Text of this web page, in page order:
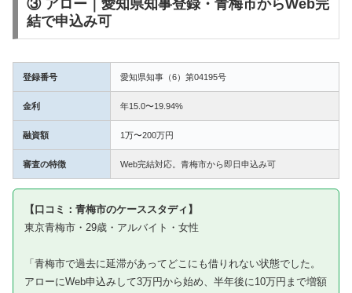
③ アロー｜愛知県知事登録・青梅市からWeb完
結で申込み可
登録番号 愛知県知事（6）第04195号
金利 年15.0〜19.94%
融資額 1万〜200万円
審査の特徴 Web完結対応。青梅市から即日申込み可
【口コミ：青梅市のケーススタディ】
東京青梅市・29歳・アルバイト・女性
「青梅市で過去に延滞があってどこにも借りれない状態でした。
アローにWeb申込みして3万円から始め、半年後に10万円まで増額